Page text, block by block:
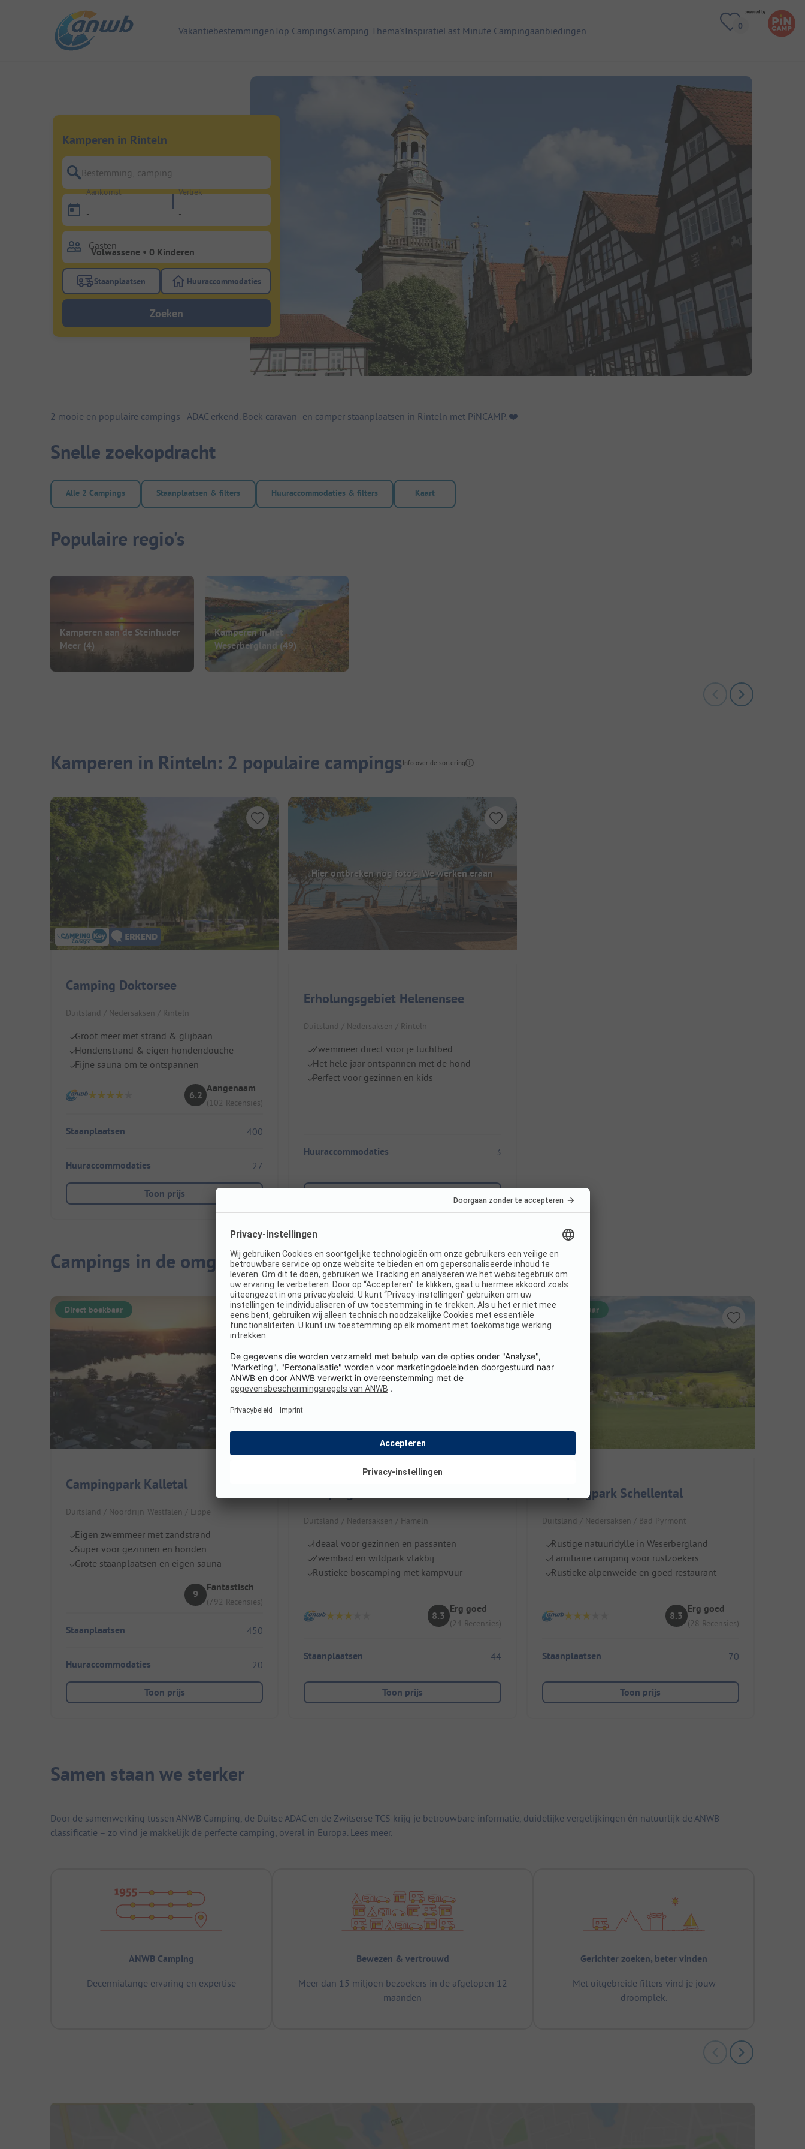
VakantiebestemmingenTop CampingsCamping Thema'sInspiratieLast Minute Campingaanbiedingen
Kamperen in Rinteln
Bestemming, camping
Aankomst
-
Vertrek
-
Gasten
Gebruik de filterknop staanplaatsen om te zoeken naar staanplaatsen
Staanplaatsen Gebruik de filterknop huuraccommodaties om te zoeken naar huuraccommodaties
Huuraccommodaties
Zoeken
2 mooie en populaire campings - ADAC erkend. Boek caravan- en camper staanplaatsen in Rinteln met PiNCAMP. ❤️️
Snelle zoekopdracht
Alle 2 Campings Staanplaatsen & filters Huuraccommodaties & filters Kaart
Populaire regio's
Kamperen aan de Steinhuder
Meer (4)
Kamperen in het
Weserbergland(49)
Kamperen in Rinteln: 2 populaire campingsInfo over de sortering
Camping Doktorsee
Duitsland / Nedersaksen / Rinteln
Groot meer met strand & glijbaan
Hondenstrand & eigen hondendouche
Fijne sauna om te ontspannen
6.2
Aangenaam
(102 Recensies)
Staanplaatsen 400
Huuraccommodaties 27
Toon prijs
Hier ontbreken nog foto's. We werken eraan
Erholungsgebiet Helenensee
Duitsland / Nedersaksen / Rinteln
Zwemmeer direct voor je luchtbed
Het hele jaar ontspannen met de hond
Perfect voor gezinnen en kids
Huuraccommodaties 3
Campings in de omgeving
Direct boekbaar
Campingpark Kalletal
Duitsland / Noordrijn-Westfalen / Lippe
Eigen zwemmeer met zandstrand
Super voor gezinnen en honden
Grote staanplaatsen en eigen sauna
9
Fantastisch
(792 Recensies)
Staanplaatsen 450
Huuraccommodaties 20
Toon prijs
Direct boekbaar
Duitsland / Nedersaksen / Hameln
Ideaal voor gezinnen en passanten
Zwembad en wildpark vlakbij
Rustieke boscamping met kampvuur
8.3
Erg goed
(24 Recensies)
Staanplaatsen 44
Toon prijs
Direct boekbaar
Campingpark Schellental
Duitsland / Nedersaksen / Bad Pyrmont
Rustige natuuridylle in Weserbergland
Familiaire camping voor rustzoekers
Rustieke alpenweide en goed restaurant
8.3
Erg goed
(28 Recensies)
Staanplaatsen 70
Toon prijs
Samen staan we sterker
Door de samenwerking tussen ANWB Camping, de Duitse ADAC en de Zwitserse TCS krijg je betrouwbare informatie, duidelijke vergelijkingen én natuurlijk de ANWB-
classificatie – zo vind je makkelijk de perfecte camping, overal in Europa. Lees meer.
ANWB Camping
Decennialange ervaring en expertise
Bewezen & vertrouwd
Meer dan 15 miljoen bezoekers in de afgelopen 12
maanden
Gerichter zoeken, beter vinden
Met uitgebreide filters vind je jouw
droomplek.